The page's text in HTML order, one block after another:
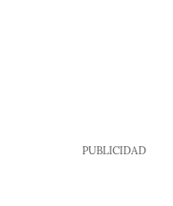
PUBLICIDAD